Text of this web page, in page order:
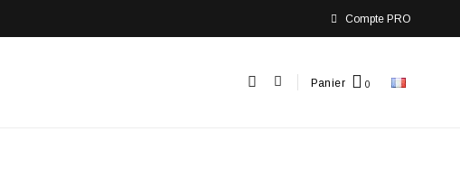
Compte PRO
Panier